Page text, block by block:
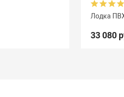
Лодка
33 080